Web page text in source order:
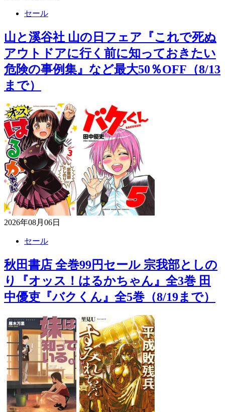
セール
山と溪谷社 山の日フェア『これで死ぬ
アウトドアに行く前に知っておきたい
危険の事例集』など最大50％OFF（8/13
まで）
2026年08月06日
セール
秋田書店 全巻99円セール 宗我部としの
り『オッス！はるかちゃん』全3巻 田
中優吏『バクくん』全5巻（8/19まで）